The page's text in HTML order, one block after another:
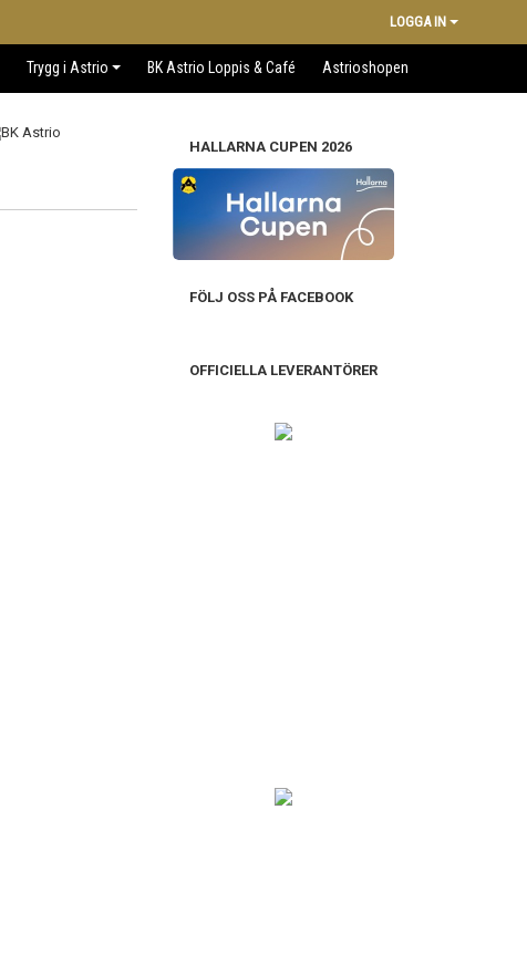
LOGGA IN
Trygg i Astrio BK Astrio Loppis & Café Astrioshopen
HALLARNA CUPEN 2026
FÖLJ OSS PÅ FACEBOOK
OFFICIELLA LEVERANTÖRER